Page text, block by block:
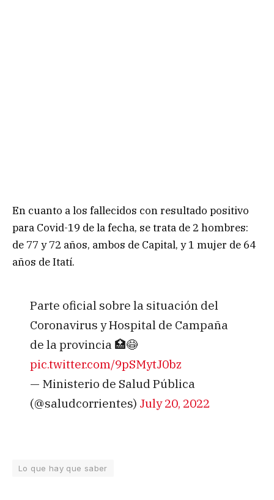
En cuanto a los fallecidos con resultado positivo
para Covid-19 de la fecha, se trata de 2 hombres:
de 77 y 72 años, ambos de Capital, y 1 mujer de 64
años de Itatí.
Parte oficial sobre la situación del
Coronavirus y Hospital de Campaña
de la provincia 🏥😷
pic.twitter.com/9pSMytJ0bz
— Ministerio de Salud Pública
(@saludcorrientes) July 20, 2022
Lo que hay que saber